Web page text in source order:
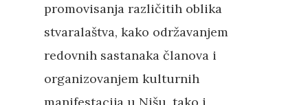
Pritisnite "Enter" da pretražite ili
"Esc" da izađete
promovisanja različitih oblika
stvaralaštva, kako održavanjem
redovnih sastanaka članova i
organizovanjem kulturnih